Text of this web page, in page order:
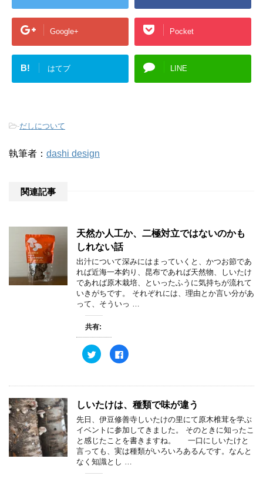
Google+ Pocket
B! はてブ LINE
-だしについて
執筆者： dashi design
関連記事
天然か人工か、二極対立ではないのかも
しれない話
出汁について深みにはまっていくと、かつお節であ
れば近海一本釣り、昆布であれば天然物、しいたけ
であれば原木栽培、といったふうに気持ちが流れて
いきがちです。 それぞれには、理由とか言い分があ
って、そういっ …
共有:
ク
リ
て
w
i
e
r
で
共
有
(
新
F
a
o
で
共
有
す
る
に
は
ク
リ
しいたけは、種類で味が違う
先日、伊豆修善寺しいたけの里にて原木椎茸を学ぶ
イベントに参加してきました。 そのときに知ったこ
と感じたことを書きますね。 一口にしいたけと
言っても、実は種類がいろいろあるんです。なんと
なく知識とし …